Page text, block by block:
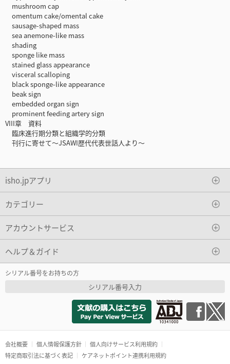
mushroom cap
omentum cake/omental cake
sausage-shaped mass
sea anemone-like mass
shading
sponge like mass
stained glass appearance
visceral scalloping
black sponge-like appearance
beak sign
embedded organ sign
prominent feeding artery sign
VIII章 資料
臨床進行期分類と組織学的分類
刊行に寄せて～JSAWI歴代代表世話人より～
isho.jpアプリ
カテゴリー
アカウントサービス
ヘルプ＆ガイド
シリアル番号をお持ちの方
シリアル番号入力
会社概要 個人情報保護方針
個人向けサービス利用規約
特定商取引法に基づく表記
ケアネットポイント連携利用規約